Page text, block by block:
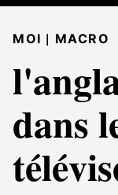
MOI | MACRO
dans